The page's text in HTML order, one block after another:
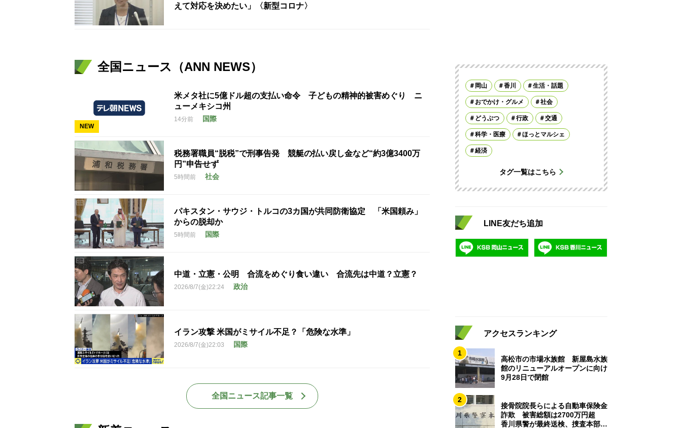
えて対応を決めたい」〈新型コロナ〉
全国ニュース（ANN NEWS）
NEW
米メタ社に5億ドル超の支払い命令 子どもの精神的被害めぐり ニ
ューメキシコ州
14分前 国際
税務署職員“脱税”で刑事告発 競艇の払い戻し金など“約3億3400万
円”申告せず
5時間前 社会
パキスタン・サウジ・トルコの3カ国が共同防衛協定 「米国頼み」
からの脱却か
5時間前 国際
中道・立憲・公明 合流をめぐり食い違い 合流先は中道？立憲？
2026/8/7(金)22:24 政治
イラン攻撃 米国がミサイル不足？「危険な水準」
2026/8/7(金)22:03 国際
全国ニュース記事一覧
岡山 香川 生活・話題
おでかけ・グルメ 社会
どうぶつ 行政 交通
科学・医療 ほっとマルシェ
経済
タグ一覧はこちら
LINE友だち追加
アクセスランキング
1
高松市の市場水族館 新屋島水族
館のリニューアルオープンに向け
9月28日で閉館
2
接骨院院長らによる自動車保険金
詐欺 被害総額は2700万円超
香川県警が最終送検、捜査本部解